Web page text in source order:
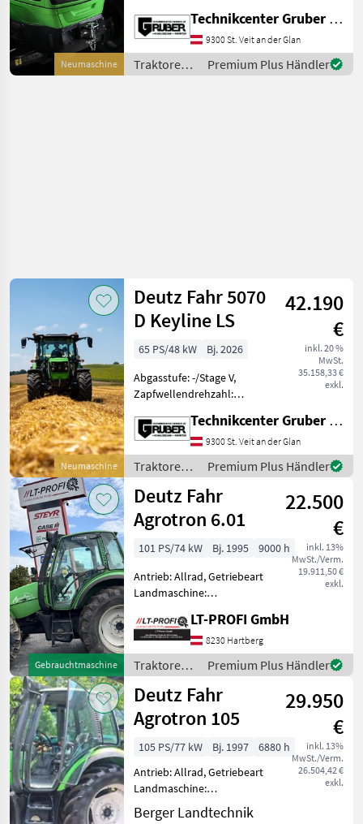
Neumaschine
Turbolader mit
Ladeluftkühlung,
Höchstgeschwindigkeit in
km/h: 40 km/h, Getriebeart
Technikcenter Gruber GmbH
9300 St. Veit an der Glan
Traktoren /
Deutz Fahr
Premium Plus Händler
Neumaschine
Deutz Fahr 5070
D Keyline LS
42.190
€
inkl. 20 %
MwSt.
35.158,33 €
exkl.
65 PS/48 kW
Bj. 2026
Abgasstufe: -/Stage V,
Zapfwellendrehzahl:
Turbolader mit
Ladeluftkühlung,
Höchstgeschwindigkeit in
km/h: 40 km/h, Getriebeart
Landmaschine: Schaltg
Technikcenter Gruber GmbH
9300 St. Veit an der Glan
Traktoren /
Deutz Fahr
Premium Plus Händler
Gebrauchtmaschine
Deutz Fahr
Agrotron 6.01
22.500
€
inkl. 13%
MwSt./Verm.
19.911,50 €
exkl.
101 PS/74 kW Bj. 1995
9000 h
Antrieb: Allrad, Getriebeart
Landmaschine:
Plattform: Kabine,
Zapfwellendrehzahl:
540/540E/1000/1000E,
Höchstgeschwindigkeit in
km/h: 40 km/h, Aufladu
LT-PROFI GmbH
8230 Hartberg
Traktoren /
Deutz Fahr
Premium Plus Händler
Deutz Fahr
Agrotron 105
29.950
€
inkl. 13%
MwSt./Verm.
26.504,42 €
exkl.
105 PS/77 kW Bj. 1997
6880 h
Antrieb: Allrad, Getriebeart
Landmaschine:
Lastschaltgetriebe,
Plattform: Kabine,
Berger Landtechnik